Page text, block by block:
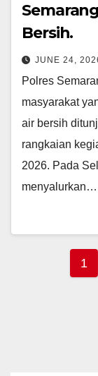
Bersih.
JUNE 24,
Polres
masyarakat
air bersih
rangkaian
2026. Pada
menyalurkan…
1